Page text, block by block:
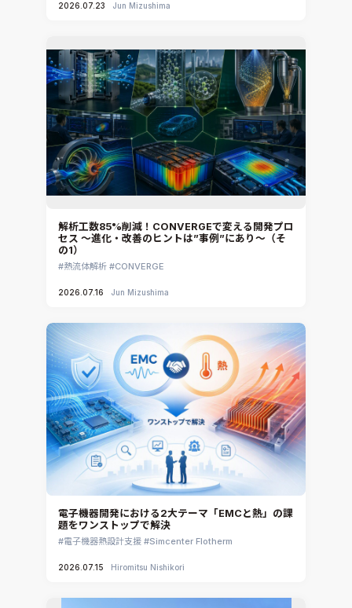
2026.07.23 Jun Mizushima
解析工数85%削減！CONVERGEで変える開発プロ
セス ～進化・改善のヒントは”事例”にあり～（そ
の1）
熱流体解析 CONVERGE
2026.07.16 Jun Mizushima
電子機器開発における2大テーマ「EMCと熱」の課
題をワンストップで解決
電子機器熱設計支援 Simcenter Flotherm
2026.07.15 Hiromitsu Nishikori